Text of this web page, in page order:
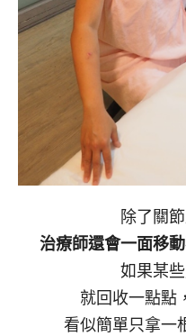
除了關
治療師還會一面移
如果某
就回收一點點
看似簡單只拿一